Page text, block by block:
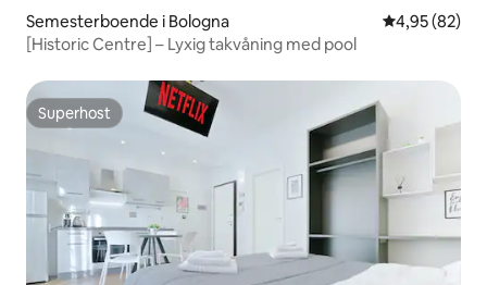
Semesterboende i Bologna 4,95 av 5 i
4,95 (82)
[Historic Centre] – Lyxig takvåning med pool
Superhost
Superhost